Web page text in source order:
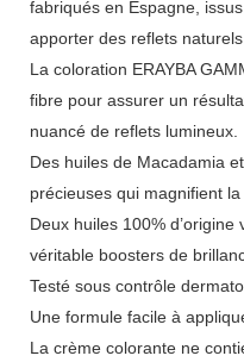
fabriqués en Espagne,
apporter des reflets
La coloration ERAYBA
fibre pour assurer un
nuancé de reflets lumineux.
Des huiles de Macadamia
précieuses qui magnifient la
Deux huiles 100%
véritable boosters de
Testé sous contrôle
Une formule facile à
La crème colorante ne